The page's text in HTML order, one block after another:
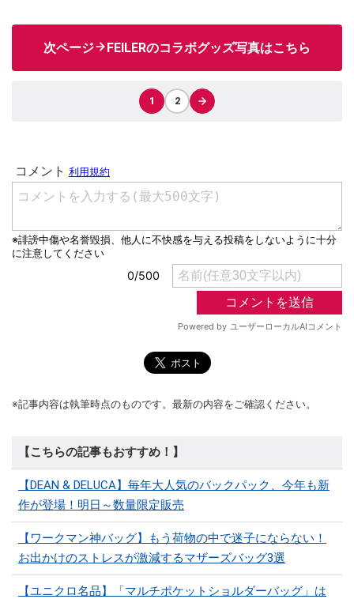
次ページ FEILERのコラボグッズ写真はこちら
1 2
※記事内容は執筆時点のものです。最新の内容をご確認ください。
【こちらの記事もおすすめ！】
【DEAN & DELUCA】毎年大人気のバックパック、今年も新
作が登場！明日～数量限定販売
【ワークマン神バッグ】もう荷物の中で迷子にならない！
お出かけのストレスが激減するマザーズバッグ3選
【ユニクロ名品】「マルチポケットショルダーバッグ」は